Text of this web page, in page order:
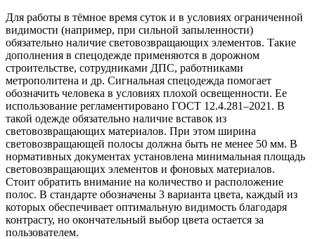
Для работы в тёмное время суток и в условиях ограниченной
видимости (например, при сильной запыленности)
обязательно наличие световозвращающих элементов. Такие
дополнения в спецодежде применяются в дорожном
строительстве, сотрудниками ДПС, работниками
метрополитена и др. Сигнальная спецодежда помогает
обозначить человека в условиях плохой освещенности. Ее
использование регламентировано ГОСТ 12.4.281–2021. В
такой одежде обязательно наличие вставок из
световозвращающих материалов. При этом ширина
световозвращающей полосы должна быть не менее 50 мм. В
нормативных документах установлена минимальная площадь
световозвращающих элементов и фоновых материалов.
Стоит обратить внимание на количество и расположение
полос. В стандарте обозначены 3 варианта цвета, каждый из
которых обеспечивает оптимальную видимость благодаря
контрасту, но окончательный выбор цвета остается за
пользователем.